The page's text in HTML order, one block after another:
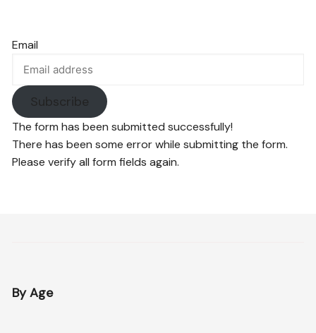
Email
Subscribe
The form has been submitted successfully!
There has been some error while submitting the form.
Please verify all form fields again.
By Age